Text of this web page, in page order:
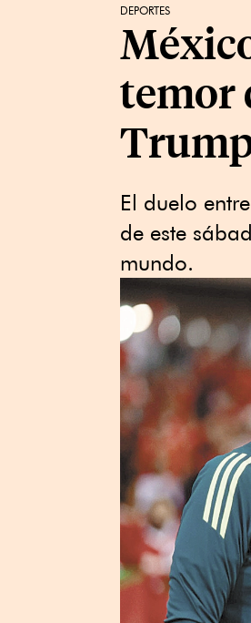
DEPORTES
temor
El duelo
de este
mundo.